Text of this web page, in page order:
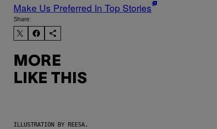
Make Us Preferred In Top Stories
Share:
MORE
LIKE THIS
ILLUSTRATION BY REESA.